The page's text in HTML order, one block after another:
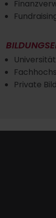
Private